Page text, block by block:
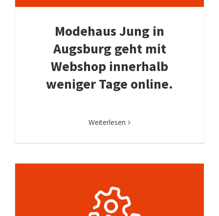
Modehaus Jung in
Augsburg geht mit
Webshop innerhalb
weniger Tage online.
Weiterlesen